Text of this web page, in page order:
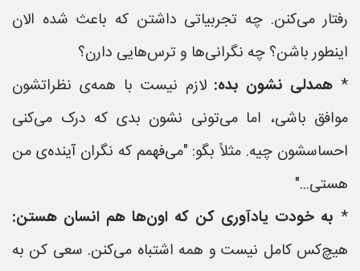
رفتار می‌کنن. چه تجربیاتی داشتن که باعث شده الان
اینطور باشن؟ چه نگرانی‌ها و ترس‌هایی دارن؟
* همدلی نشون بده: لازم نیست با همه‌ی نظراتشون
موافق باشی، اما می‌تونی نشون بدی که درک می‌کنی
احساسشون چیه. مثلاً بگو: "می‌فهمم که نگران آینده‌ی من
هستی..."
* به خودت یادآوری کن که اون‌ها هم انسان هستن:
هیچ‌کس کامل نیست و همه اشتباه می‌کنن. سعی کن به